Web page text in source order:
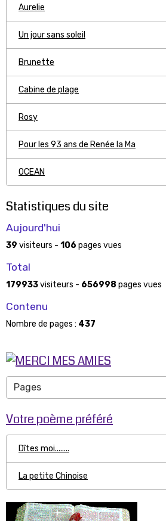
Aurelie
Un jour sans soleil
Brunette
Cabine de plage
Rosy
Pour les 93 ans de Renée la Ma
OCEAN
Statistiques du site
Aujourd'hui
39 visiteurs - 106 pages vues
Total
179933visiteurs - 656998 pages vues
Contenu
Nombre de pages : 437
Votre poème préféré
Dîtes moi........
La petite Chinoise